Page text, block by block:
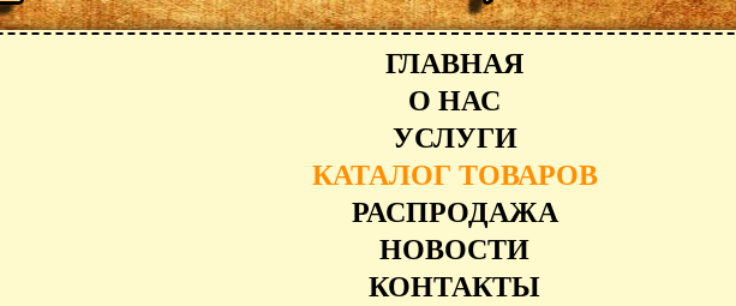
ГЛАВНАЯ
О НАС
УСЛУГИ
КАТАЛОГ ТОВАРОВ
РАСПРОДАЖА
НОВОСТИ
КОНТАКТЫ